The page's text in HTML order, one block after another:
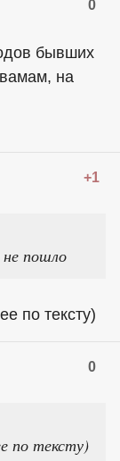
0
бывших
на
+1
не пошло
по тексту)
0
по тексту)